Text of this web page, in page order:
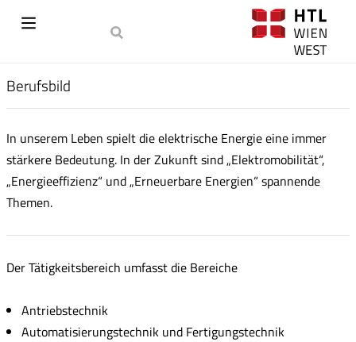
Berufsbild
In unserem Leben spielt die elektrische Energie eine immer
stärkere Bedeutung. In der Zukunft sind „Elektromobilität“,
„Energieeffizienz“ und „Erneuerbare Energien“ spannende
Themen.
Der Tätigkeitsbereich umfasst die Bereiche
Antriebstechnik
Automatisierungstechnik und Fertigungstechnik